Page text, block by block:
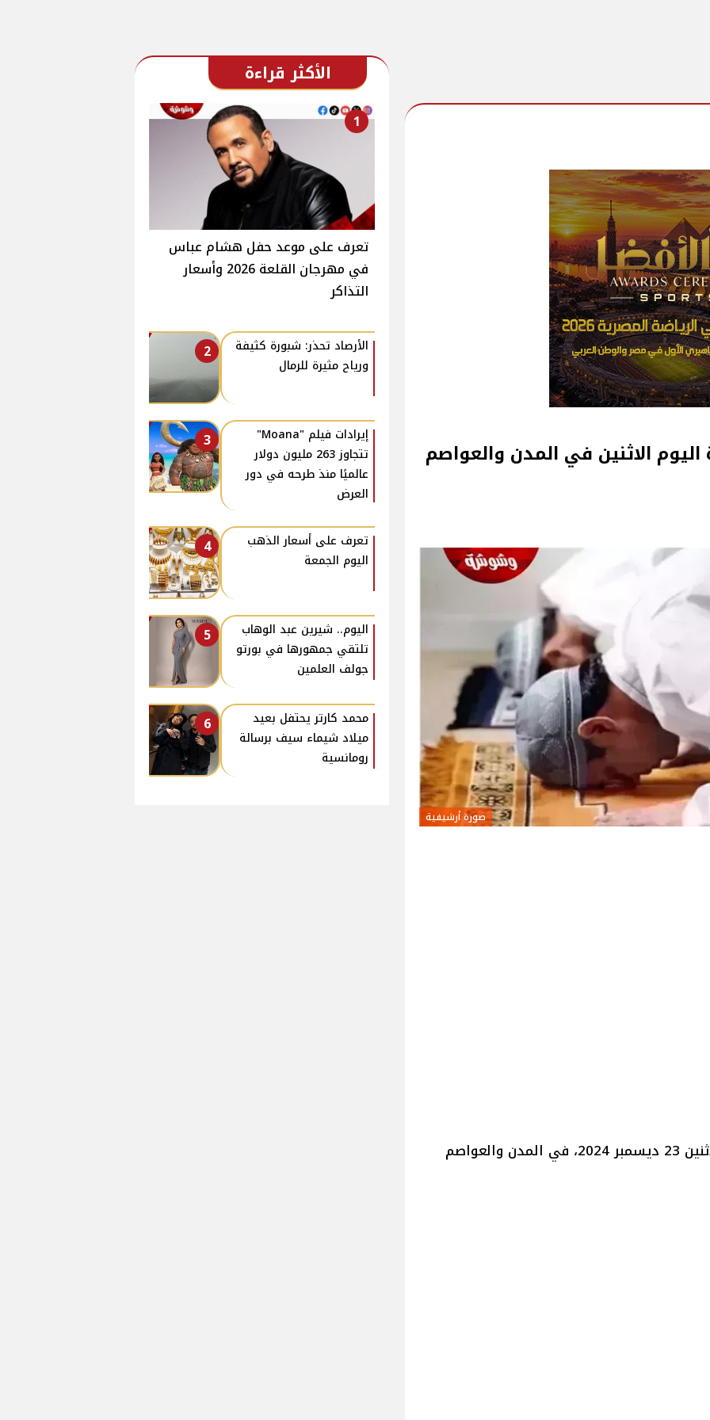
الاثنين في المدن والعواصم
صورة أرشيفية
نقدم لكم مواقيت الصلاة اليوم الاثنين 23 ديسمبر 2024، في المدن والعواصم
الأكثر قراءة
1
تعرف على موعد حفل هشام عباس
في مهرجان القلعة 2026 وأسعار
التذاكر
2
الأرصاد تحذر: شبورة كثيفة
ورياح مثيرة للرمال
3
إيرادات فيلم "Moana"
تتجاوز 263 مليون دولار
عالميًا منذ طرحه في دور
العرض
4
تعرف على أسعار الذهب
اليوم الجمعة
5
اليوم.. شيرين عبد الوهاب
تلتقي جمهورها في بورتو
جولف العلمين
6
محمد كارتر يحتفل بعيد
ميلاد شيماء سيف برسالة
رومانسية